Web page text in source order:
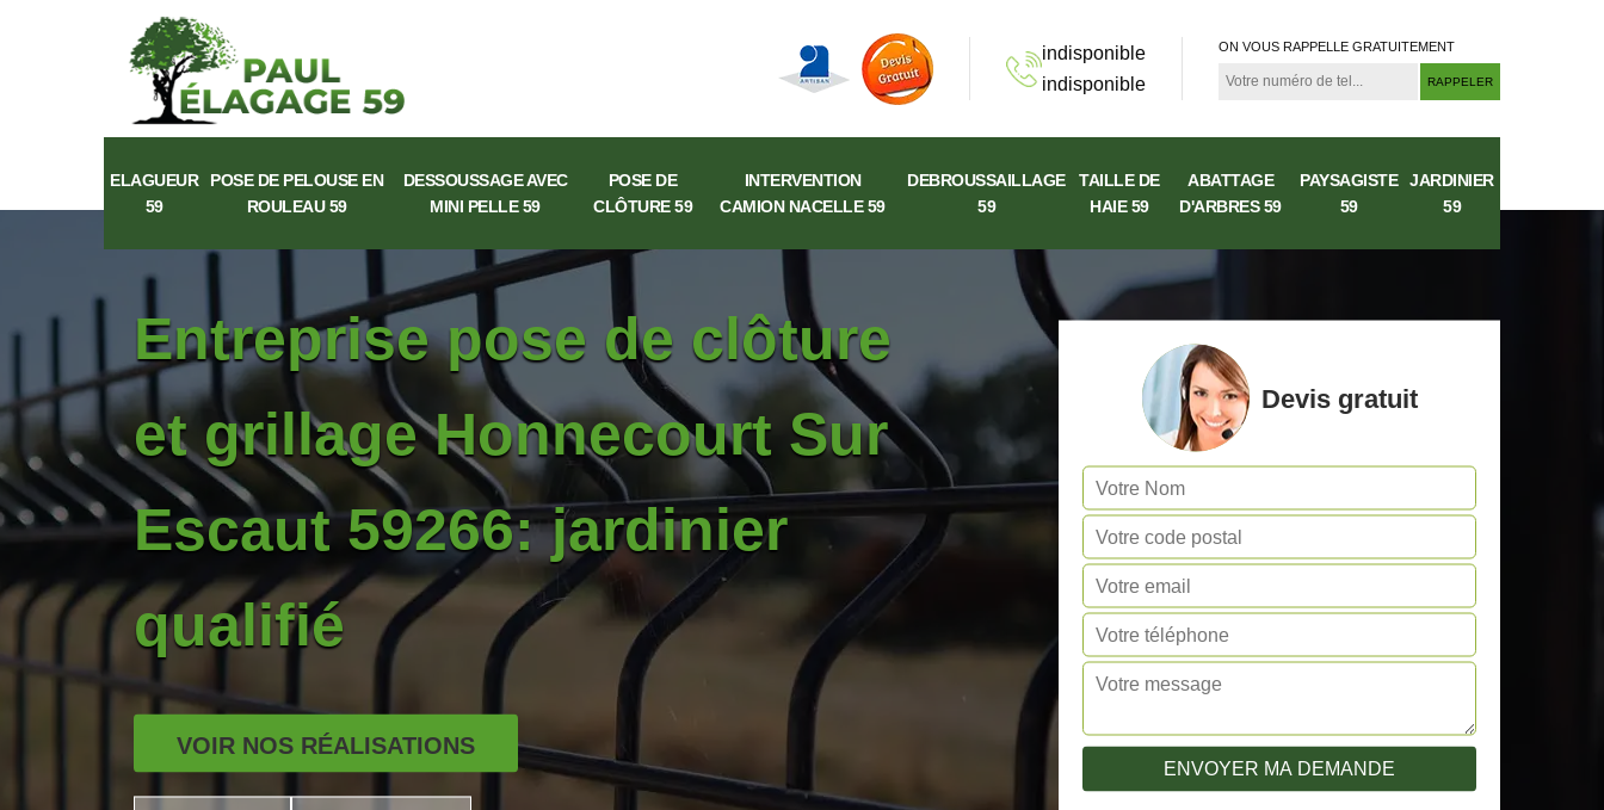
indisponible
indisponible
ON VOUS RAPPELLE GRATUITEMENT
ELAGUEUR
59
POSE DE PELOUSE EN
ROULEAU 59
DESSOUSSAGE AVEC
MINI PELLE 59
POSE DE
CLÔTURE 59
INTERVENTION
CAMION NACELLE 59
DEBROUSSAILLAGE
59
TAILLE DE
HAIE 59
ABATTAGE
D'ARBRES 59
PAYSAGISTE
59
JARDINIER
59
Entreprise pose de clôture
et grillage Honnecourt Sur
Escaut 59266: jardinier
qualifié
VOIR NOS RÉALISATIONS
Devis gratuit